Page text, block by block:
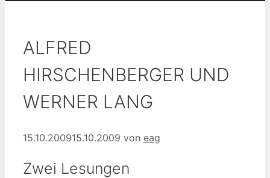
ALFRED
HIRSCHENBERGER UND
WERNER LANG
15.10.200915.10.2009 von eag
Zwei Lesungen